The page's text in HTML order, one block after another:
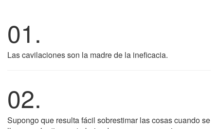
01.
Las cavilaciones son la madre de la ineficacia.
02.
Supongo que resulta fácil sobrestimar las cosas cuando se